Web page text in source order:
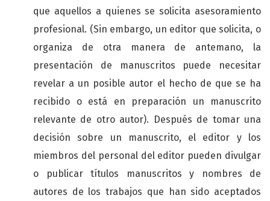
que aquellos a quienes se solicita asesoramiento
profesional. (Sin embargo, un editor que solicita, o
organiza de otra manera de antemano, la
presentación de manuscritos puede necesitar
revelar a un posible autor el hecho de que se ha
recibido o está en preparación un manuscrito
relevante de otro autor). Después de tomar una
decisión sobre un manuscrito, el editor y los
miembros del personal del editor pueden divulgar
o publicar títulos manuscritos y nombres de
autores de los trabajos que han sido aceptados